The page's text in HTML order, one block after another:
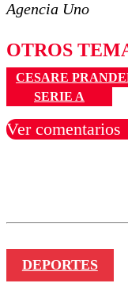
Agencia Uno
OTROS
CESARE
SERIE A
Ver comentarios
DEPORTES